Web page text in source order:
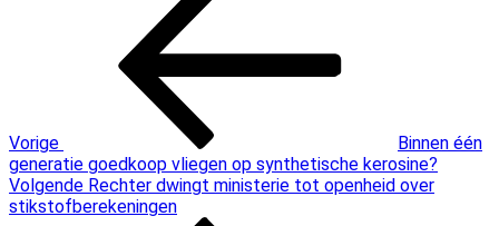
Vorige
Binnen één
generatie goedkoop vliegen op synthetische kerosine?
Volgend
bericht
Volgende Rechter dwingt ministerie tot openheid over
stikstofberekeningen